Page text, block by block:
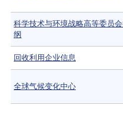
科学技术与环境战略高等委员
纲
回收利用企业信息
全球气候变化中心